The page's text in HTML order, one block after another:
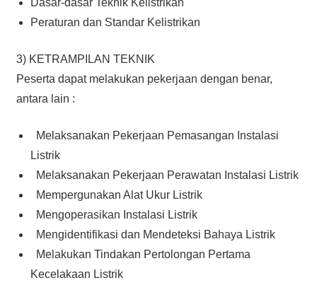
Peraturan dan Standar Kelistrikan
3) KETRAMPILAN TEKNIK
Peserta dapat melakukan pekerjaan dengan benar,
antara lain :
Melaksanakan Pekerjaan Pemasangan Instalasi
Listrik
Melaksanakan Pekerjaan Perawatan Instalasi Listrik
Mempergunakan Alat Ukur Listrik
Mengoperasikan Instalasi Listrik
Mengidentifikasi dan Mendeteksi Bahaya Listrik
Melakukan Tindakan Pertolongan Pertama
Kecelakaan Listrik